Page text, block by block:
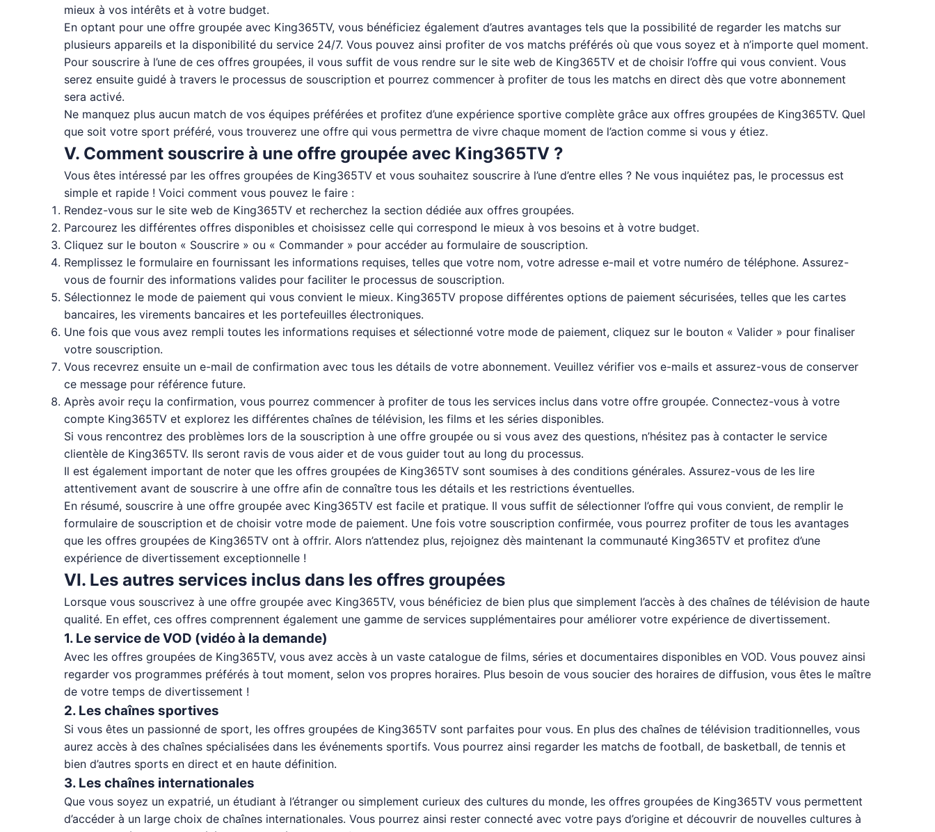
mieux à vos intérêts et à votre budget.
En optant pour une offre groupée avec King365TV, vous bénéficiez également d’autres avantages tels que la possibilité de regarder les matchs sur
plusieurs appareils et la disponibilité du service 24/7. Vous pouvez ainsi profiter de vos matchs préférés où que vous soyez et à n’importe quel moment.
Pour souscrire à l’une de ces offres groupées, il vous suffit de vous rendre sur le site web de King365TV et de choisir l’offre qui vous convient. Vous
serez ensuite guidé à travers le processus de souscription et pourrez commencer à profiter de tous les matchs en direct dès que votre abonnement
sera activé.
Ne manquez plus aucun match de vos équipes préférées et profitez d’une expérience sportive complète grâce aux offres groupées de King365TV. Quel
que soit votre sport préféré, vous trouverez une offre qui vous permettra de vivre chaque moment de l’action comme si vous y étiez.
V. Comment souscrire à une offre groupée avec King365TV ?
Vous êtes intéressé par les offres groupées de King365TV et vous souhaitez souscrire à l’une d’entre elles ? Ne vous inquiétez pas, le processus est
simple et rapide ! Voici comment vous pouvez le faire :
Rendez-vous sur le site web de King365TV et recherchez la section dédiée aux offres groupées.
Parcourez les différentes offres disponibles et choisissez celle qui correspond le mieux à vos besoins et à votre budget.
Cliquez sur le bouton « Souscrire » ou « Commander » pour accéder au formulaire de souscription.
Remplissez le formulaire en fournissant les informations requises, telles que votre nom, votre adresse e-mail et votre numéro de téléphone. Assurez-
vous de fournir des informations valides pour faciliter le processus de souscription.
Sélectionnez le mode de paiement qui vous convient le mieux. King365TV propose différentes options de paiement sécurisées, telles que les cartes
bancaires, les virements bancaires et les portefeuilles électroniques.
Une fois que vous avez rempli toutes les informations requises et sélectionné votre mode de paiement, cliquez sur le bouton « Valider » pour finaliser
votre souscription.
Vous recevrez ensuite un e-mail de confirmation avec tous les détails de votre abonnement. Veuillez vérifier vos e-mails et assurez-vous de conserver
ce message pour référence future.
Après avoir reçu la confirmation, vous pourrez commencer à profiter de tous les services inclus dans votre offre groupée. Connectez-vous à votre
compte King365TV et explorez les différentes chaînes de télévision, les films et les séries disponibles.
Si vous rencontrez des problèmes lors de la souscription à une offre groupée ou si vous avez des questions, n’hésitez pas à contacter le service
clientèle de King365TV. Ils seront ravis de vous aider et de vous guider tout au long du processus.
Il est également important de noter que les offres groupées de King365TV sont soumises à des conditions générales. Assurez-vous de les lire
attentivement avant de souscrire à une offre afin de connaître tous les détails et les restrictions éventuelles.
En résumé, souscrire à une offre groupée avec King365TV est facile et pratique. Il vous suffit de sélectionner l’offre qui vous convient, de remplir le
formulaire de souscription et de choisir votre mode de paiement. Une fois votre souscription confirmée, vous pourrez profiter de tous les avantages
que les offres groupées de King365TV ont à offrir. Alors n’attendez plus, rejoignez dès maintenant la communauté King365TV et profitez d’une
expérience de divertissement exceptionnelle !
VI. Les autres services inclus dans les offres groupées
Lorsque vous souscrivez à une offre groupée avec King365TV, vous bénéficiez de bien plus que simplement l’accès à des chaînes de télévision de haute
qualité. En effet, ces offres comprennent également une gamme de services supplémentaires pour améliorer votre expérience de divertissement.
1. Le service de VOD (vidéo à la demande)
Avec les offres groupées de King365TV, vous avez accès à un vaste catalogue de films, séries et documentaires disponibles en VOD. Vous pouvez ainsi
regarder vos programmes préférés à tout moment, selon vos propres horaires. Plus besoin de vous soucier des horaires de diffusion, vous êtes le maître
de votre temps de divertissement !
2. Les chaînes sportives
Si vous êtes un passionné de sport, les offres groupées de King365TV sont parfaites pour vous. En plus des chaînes de télévision traditionnelles, vous
aurez accès à des chaînes spécialisées dans les événements sportifs. Vous pourrez ainsi regarder les matchs de football, de basketball, de tennis et
bien d’autres sports en direct et en haute définition.
3. Les chaînes internationales
Que vous soyez un expatrié, un étudiant à l’étranger ou simplement curieux des cultures du monde, les offres groupées de King365TV vous permettent
d’accéder à un large choix de chaînes internationales. Vous pourrez ainsi rester connecté avec votre pays d’origine et découvrir de nouvelles cultures à